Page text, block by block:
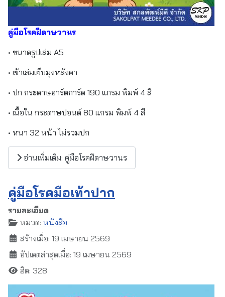
คู่มือโรคฝีดาษวานร
• ขนาดรูปเล่ม A5
• เข้าเล่มเย็บมุงหลังคา
• ปก กระดาษอาร์ตการ์ด 190 แกรม พิมพ์ 4 สี
• เนื้อใน กระดาษปอนด์ 80 แกรม พิมพ์ 4 สี
• หนา 32 หน้า ไม่รวมปก
อ่านเพิ่มเติม: คู่มือโรคฝีดาษวานร
คู่มือโรคมือเท้าปาก
รายละเอียด
หมวด: หนังสือ
สร้างเมื่อ: 19 เมษายน 2569
อัปเดตล่าสุดเมื่อ: 19 เมษายน 2569
ฮิต: 328